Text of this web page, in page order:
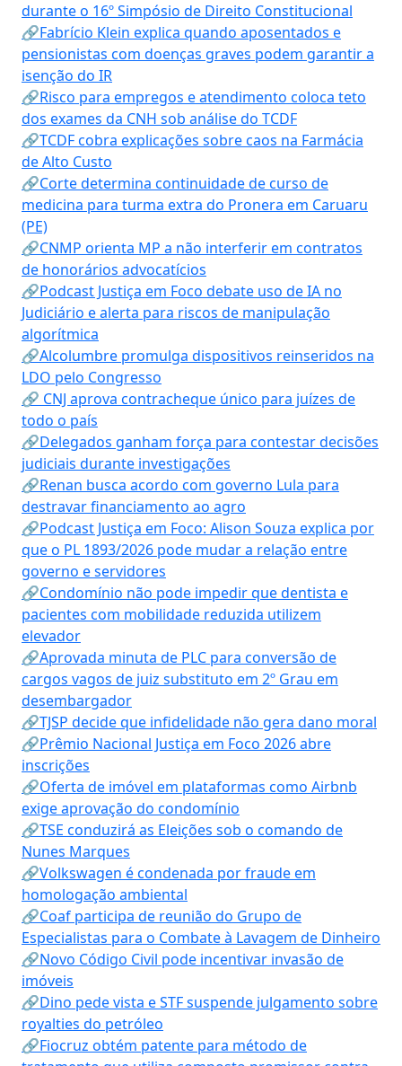
durante o 16º Simpósio de Direito Constitucional
🔗Fabrício Klein explica quando aposentados e
pensionistas com doenças graves podem garantir a
isenção do IR
🔗Risco para empregos e atendimento coloca teto
dos exames da CNH sob análise do TCDF
🔗TCDF cobra explicações sobre caos na Farmácia
de Alto Custo
🔗Corte determina continuidade de curso de
medicina para turma extra do Pronera em Caruaru
(PE)
🔗CNMP orienta MP a não interferir em contratos
de honorários advocatícios
🔗Podcast Justiça em Foco debate uso de IA no
Judiciário e alerta para riscos de manipulação
algorítmica
🔗Alcolumbre promulga dispositivos reinseridos na
LDO pelo Congresso
🔗 CNJ aprova contracheque único para juízes de
todo o país
🔗Delegados ganham força para contestar decisões
judiciais durante investigações
🔗Renan busca acordo com governo Lula para
destravar financiamento ao agro
🔗Podcast Justiça em Foco: Alison Souza explica por
que o PL 1893/2026 pode mudar a relação entre
governo e servidores
🔗Condomínio não pode impedir que dentista e
pacientes com mobilidade reduzida utilizem
elevador
🔗Aprovada minuta de PLC para conversão de
cargos vagos de juiz substituto em 2º Grau em
desembargador
🔗TJSP decide que infidelidade não gera dano moral
🔗Prêmio Nacional Justiça em Foco 2026 abre
inscrições
🔗Oferta de imóvel em plataformas como Airbnb
exige aprovação do condomínio
🔗TSE conduzirá as Eleições sob o comando de
Nunes Marques
🔗Volkswagen é condenada por fraude em
homologação ambiental
🔗Coaf participa de reunião do Grupo de
Especialistas para o Combate à Lavagem de Dinheiro
🔗Novo Código Civil pode incentivar invasão de
imóveis
🔗Dino pede vista e STF suspende julgamento sobre
royalties do petróleo
🔗Fiocruz obtém patente para método de